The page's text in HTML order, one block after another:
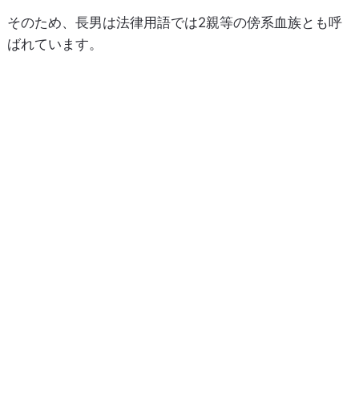
そのため、長男は法律用語では2親等の傍系血族とも呼
ばれています。